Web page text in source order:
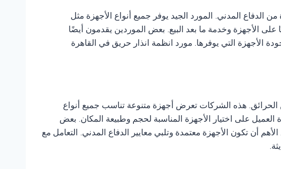
المدني. المورد الجيد يوفر جميع أنواع الأجهزة مثل
على الأجهزة وخدمة ما بعد البيع. بعض الموردين يقدمون أيضًا
الأجهزة التي يوفرها. مورد انظمة انذار حريق في القاهرة
الحرائق. هذه الشركات تعرض أجهزة متنوعة تناسب جميع أنواع
على اختيار الأجهزة المناسبة لحجم وطبيعة المكان. بعض
أن تكون الأجهزة معتمدة وتلبي معايير الدفاع المدني. التعامل مع